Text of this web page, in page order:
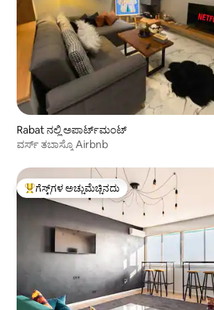
Rabat ನಲ್ಲಿ ಅಪಾರ್ಟ್‌ಮಂಟ್
ವರ್ಸ್ ತಬಾಸ್ಕೊ Airbnb
ಗೆಸ್ಟ್‌ಗಳಿಗೆ ಅತಿ ಹೆಚ್ಚು ಅಚ್ಚುಮೆಚ್ಚಿನದು
ಗೆಸ್ಟ್‌ಗಳ ಅಚ್ಚುಮೆಚ್ಚಿನದು